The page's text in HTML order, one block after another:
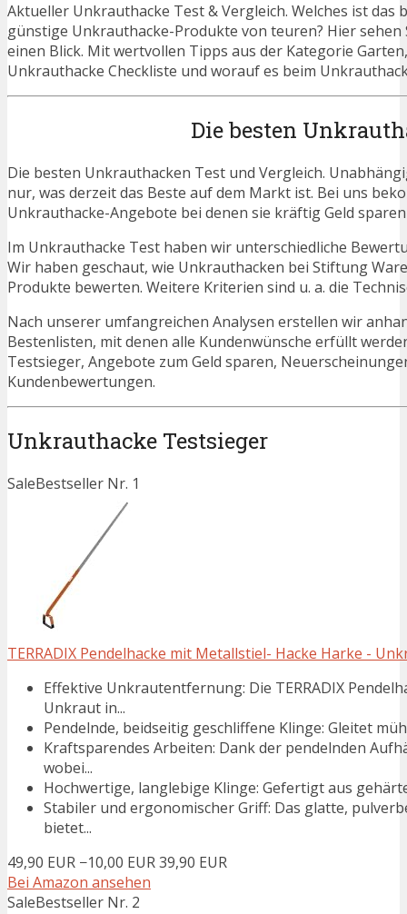
Aktueller Unkrauthacke Test & Vergleich. Welches ist
günstige Unkrauthacke-Produkte von teuren? Hier
einen Blick. Mit wertvollen Tipps aus der Kategorie
Unkrauthacke Checkliste und worauf es beim
Die besten
Die besten Unkrauthacken Test und Vergleich.
nur, was derzeit das Beste auf dem Markt ist. Bei uns
Unkrauthacke-Angebote bei denen sie kräftig Geld
Im Unkrauthacke Test haben wir unterschiedliche
Wir haben geschaut, wie Unkrauthacken bei Stiftung
Produkte bewerten. Weitere Kriterien sind u. a. die
Nach unserer umfangreichen Analysen erstellen wir
Bestenlisten, mit denen alle Kundenwünsche erfüllt
Testsieger, Angebote zum Geld sparen,
Kundenbewertungen.
Unkrauthacke Testsieger
SaleBestseller Nr. 1
TERRADIX Pendelhacke mit Metallstiel- Hacke Harke -
Effektive Unkrautentfernung: Die TERRADIX
Unkraut in...
Pendelnde, beidseitig geschliffene Klinge: Gleitet
Kraftsparendes Arbeiten: Dank der pendelnden
wobei...
Hochwertige, langlebige Klinge: Gefertigt aus
Stabiler und ergonomischer Griff: Das glatte,
bietet...
49,90 EUR −10,00 EUR39,90 EUR
Bei Amazon ansehen
SaleBestseller Nr. 2